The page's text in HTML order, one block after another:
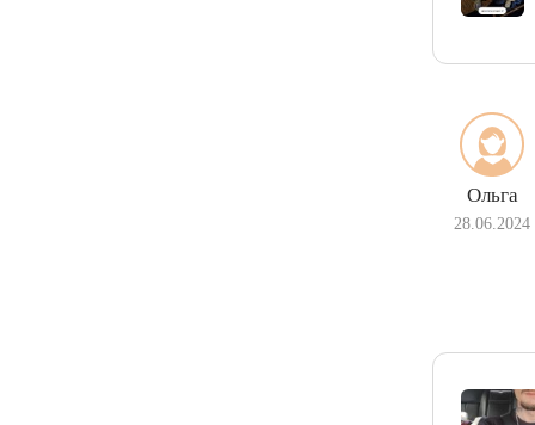
Ольга
28.06.2024